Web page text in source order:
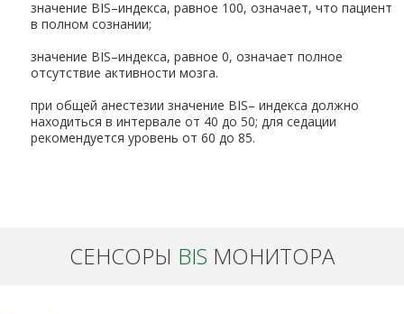
значение BIS–индекса, равное 100, означает, что пациент
в полном сознании;
значение BIS–индекса, равное 0, означает полное
отсутствие активности мозга.
при общей анестезии значение BIS– индекса должно
находиться в интервале от 40 до 50; для седации
рекомендуется уровень от 60 до 85.
СЕНСОРЫ BIS МОНИТОРА